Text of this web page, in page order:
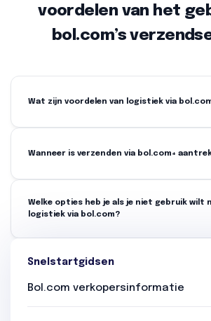
voordelen van het
bol.com’s
Wat zijn voordelen van logistiek via
eens kosten bespaart.
Wanneer is verzenden via bol.com+
brievenbuspakketten zijn geldt dit niet.
Welke opties heb je als je niet gebruik wilt
logistiek via bol.com?
beste bij jou past.
Snelstartgidsen
Bol.com verkopersinformatie